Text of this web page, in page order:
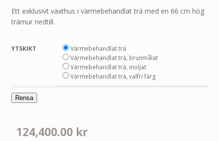
till
Ett exklusivt växthus i värmebehandlat trä med en 66 cm hög
trämur nedtill.
YTSKIKT
Värmebehandlat trä
Värmebehandlat trä, brunmålat
Värmebehandlat trä, inoljat
Värmebehandlat trä, valfri färg
Rensa
124,400.00 kr